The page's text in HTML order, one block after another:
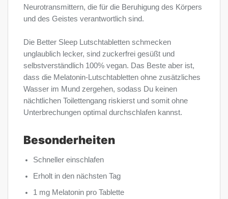
Neurotransmittern, die für die Beruhigung des Körpers
und des Geistes verantwortlich sind.
Die Better Sleep Lutschtabletten schmecken
unglaublich lecker, sind zuckerfrei gesüßt und
selbstverständlich 100% vegan. Das Beste aber ist,
dass die Melatonin-Lutschtabletten ohne zusätzliches
Wasser im Mund zergehen, sodass Du keinen
nächtlichen Toilettengang riskierst und somit ohne
Unterbrechungen optimal durchschlafen kannst.
Besonderheiten
Schneller einschlafen
Erholt in den nächsten Tag
1 mg Melatonin pro Tablette